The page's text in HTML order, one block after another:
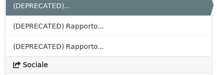
(DEPRECATED)...
(DEPRECATED) Rapporto...
(DEPRECATED) Rapporto...
Sociale